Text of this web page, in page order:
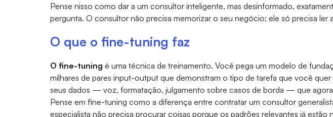
Pense nisso como dar a um consultor inteligente, mas desinformado,
pergunta. O consultor não precisa memorizar o seu negócio; ele só precisa ler
O que o fine-tuning faz
O fine-tuning é uma técnica de treinamento. Você pega um modelo de
milhares de pares input-output que demonstram o tipo de tarefa que você
seus dados — voz, formatação, julgamento sobre casos de borda — que
Pense em fine-tuning como a diferença entre contratar um consultor
especialista não precisa procurar coisas porque os padrões relevantes já estão